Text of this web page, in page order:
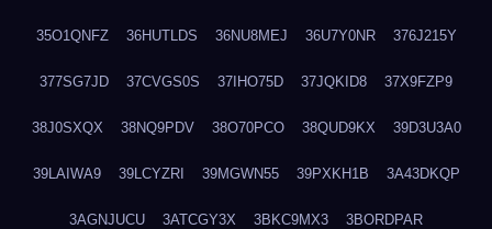
35O1QNFZ 36HUTLDS 36NU8MEJ 36U7Y0NR 376J215Y
377SG7JD 37CVGS0S 37IHO75D 37JQKID8 37X9FZP9
38J0SXQX 38NQ9PDV 38O70PCO 38QUD9KX 39D3U3A0
39LAIWA9 39LCYZRI 39MGWN55 39PXKH1B 3A43DKQP
3AGNJUCU 3ATCGY3X 3BKC9MX3 3BORDPAR